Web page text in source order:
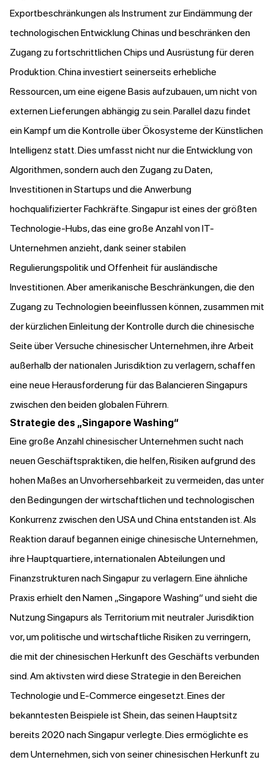
Exportbeschränkungen als Instrument zur Eindämmung der
technologischen Entwicklung Chinas und beschränken den
Zugang zu fortschrittlichen Chips und Ausrüstung für deren
Produktion. China investiert seinerseits erhebliche
Ressourcen, um eine eigene Basis aufzubauen, um nicht von
externen Lieferungen abhängig zu sein. Parallel dazu findet
ein Kampf um die Kontrolle über Ökosysteme der Künstlichen
Intelligenz statt. Dies umfasst nicht nur die Entwicklung von
Algorithmen, sondern auch den Zugang zu Daten,
Investitionen in Startups und die Anwerbung
hochqualifizierter Fachkräfte. Singapur ist eines der größten
Technologie-Hubs, das eine große Anzahl von IT-
Unternehmen anzieht, dank seiner stabilen
Regulierungspolitik und Offenheit für ausländische
Investitionen. Aber amerikanische Beschränkungen, die den
Zugang zu Technologien beeinflussen können, zusammen mit
der kürzlichen Einleitung der Kontrolle durch die chinesische
Seite über Versuche chinesischer Unternehmen, ihre Arbeit
außerhalb der nationalen Jurisdiktion zu verlagern, schaffen
eine neue Herausforderung für das Balancieren Singapurs
zwischen den beiden globalen Führern.
Strategie des „Singapore Washing“
Eine große Anzahl chinesischer Unternehmen sucht nach
neuen Geschäftspraktiken, die helfen, Risiken aufgrund des
hohen Maßes an Unvorhersehbarkeit zu vermeiden, das unter
den Bedingungen der wirtschaftlichen und technologischen
Konkurrenz zwischen den USA und China entstanden ist. Als
Reaktion darauf begannen einige chinesische Unternehmen,
ihre Hauptquartiere, internationalen Abteilungen und
Finanzstrukturen nach Singapur zu verlagern. Eine ähnliche
Praxis erhielt den Namen „Singapore Washing“ und sieht die
Nutzung Singapurs als Territorium mit neutraler Jurisdiktion
vor, um politische und wirtschaftliche Risiken zu verringern,
die mit der chinesischen Herkunft des Geschäfts verbunden
sind. Am aktivsten wird diese Strategie in den Bereichen
Technologie und E-Commerce eingesetzt. Eines der
bekanntesten Beispiele ist Shein, das seinen Hauptsitz
bereits 2020 nach Singapur verlegte. Dies ermöglichte es
dem Unternehmen, sich von seiner chinesischen Herkunft zu